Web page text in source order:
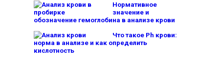
Нормативное
значение и
обозначение гемоглобина в анализе крови
Что такое Ph крови:
норма в анализе и как определить
кислотность